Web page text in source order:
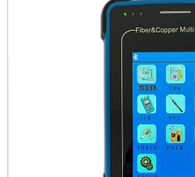
» Testador S600 VDSL